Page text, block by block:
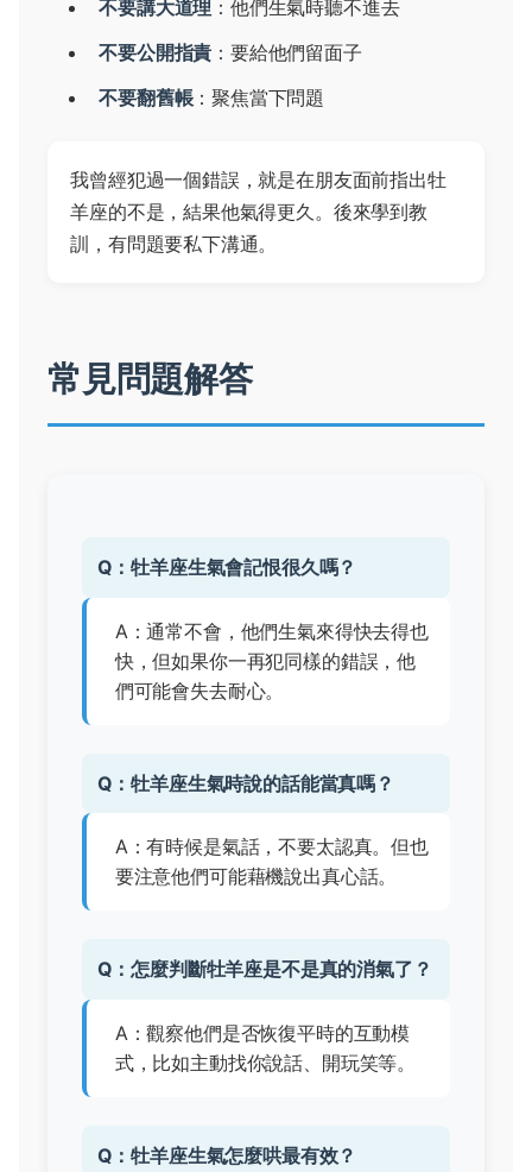
不要講大道理 ：他們生氣時聽不進去
不要公開指責 ：要給他們留面子
不要翻舊帳：聚焦當下問題
我曾經犯過一個錯誤，就是在朋友面前指出牡
羊座的不是，結果他氣得更久。後來學到教
訓，有問題要私下溝通。
常見問題解答
Q：牡羊座生氣會記恨很久嗎？
A：通常不會，他們生氣來得快去得也
快，但如果你一再犯同樣的錯誤，他
們可能會失去耐心。
Q：牡羊座生氣時說的話能當真嗎？
A：有時候是氣話，不要太認真。但也
要注意他們可能藉機說出真心話。
Q：怎麼判斷牡羊座是不是真的消氣了？
A：觀察他們是否恢復平時的互動模
式，比如主動找你說話、開玩笑等。
Q：牡羊座生氣怎麼哄最有效？